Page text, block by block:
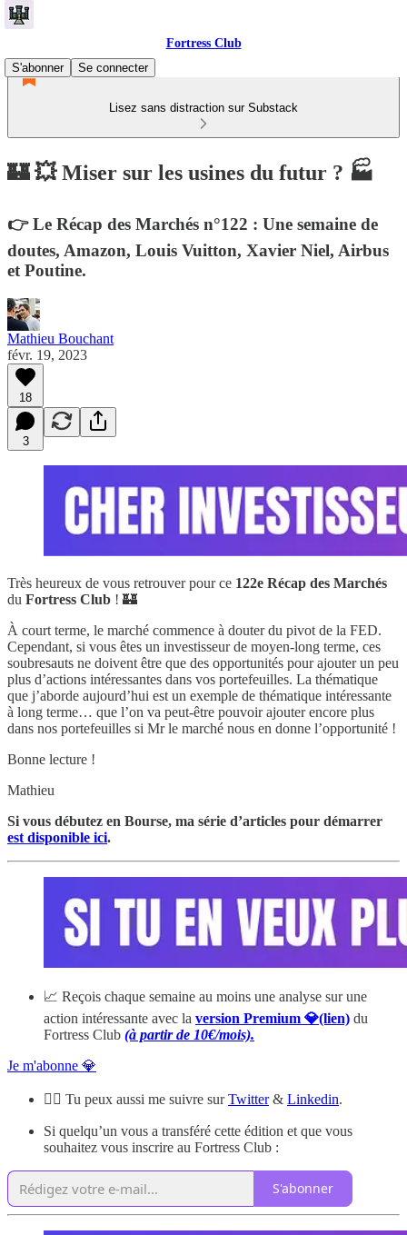
Fortress Club
S'abonner
Se connecter
Lisez sans distraction sur Substack
🏰 💥 Miser sur les usines du futur ? 🏭
👉 Le Récap des Marchés n°122 : Une semaine de
doutes, Amazon, Louis Vuitton, Xavier Niel, Airbus
et Poutine.
Mathieu Bouchant
févr. 19, 2023
18
3
Très heureux de vous retrouver pour ce 122e Récap des Marchés
du Fortress Club ! 🏰
À court terme, le marché commence à douter du pivot de la FED.
Cependant, si vous êtes un investisseur de moyen-long terme, ces
soubresauts ne doivent être que des opportunités pour ajouter un peu
plus d’actions intéressantes dans vos portefeuilles. La thématique
que j’aborde aujourd’hui est un exemple de thématique intéressante
à long terme… que l’on va peut-être pouvoir ajouter encore plus
dans nos portefeuilles si Mr le marché nous en donne l’opportunité !
Bonne lecture !
Mathieu
Si vous débutez en Bourse, ma série d’articles pour démarrer
est disponible ici.
📈 Reçois chaque semaine au moins une analyse sur une
action intéressante avec la version Premium 💎(lien) du
Fortress Club (à partir de 10€/mois).
Je m'abonne 💎
🙋‍♂️ Tu peux aussi me suivre surTwitter& Linkedin.
Si quelqu’un vous a transféré cette édition et que vous
souhaitez vous inscrire au Fortress Club :
S'abonner